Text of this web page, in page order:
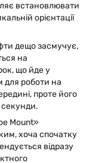
встановлювати
орієнтації
дещо засмучує,
на
що йде у
для роботи на
проте його
секунди.
Mount»
хоча спочатку
відразу